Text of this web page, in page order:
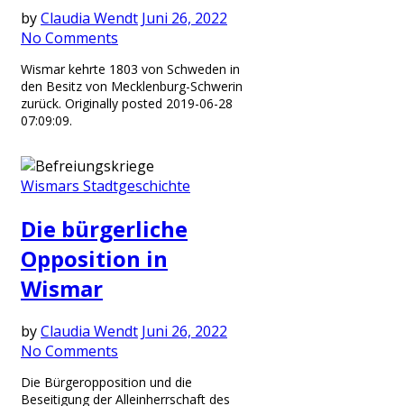
byClaudia Wendt Juni 26, 2022
No Comments
Wismar kehrte 1803 von Schweden in
den Besitz von Mecklenburg-Schwerin
zurück. Originally posted 2019-06-28
07:09:09.
Wismars Stadtgeschichte
Die bürgerliche
Opposition in
Wismar
byClaudia Wendt Juni 26, 2022
No Comments
Die Bürgeropposition und die
Beseitigung der Alleinherrschaft des